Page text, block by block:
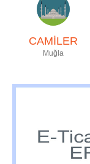
CAMİLER
Muğla